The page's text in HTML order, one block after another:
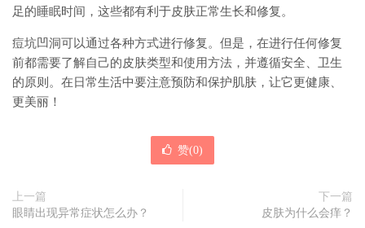
足的睡眠时间，这些都有利于皮肤正常生长和修复。
痘坑凹洞可以通过各种方式进行修复。但是，在进行任何修复
前都需要了解自己的皮肤类型和使用方法，并遵循安全、卫生
的原则。在日常生活中要注意预防和保护肌肤，让它更健康、
更美丽！
赞(0)
上一篇
眼睛出现异常症状怎么办？
下一篇
皮肤为什么会痒？